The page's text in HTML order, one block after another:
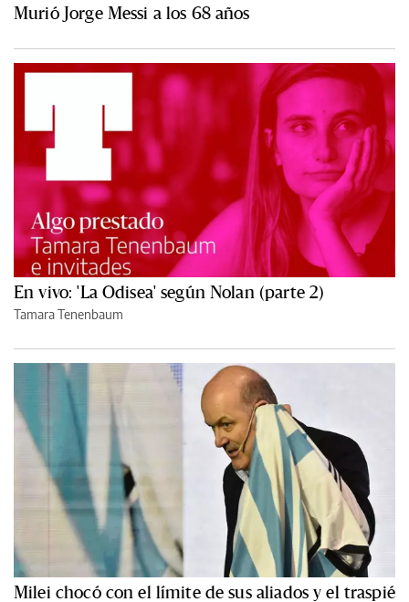
Murió Jorge Messi a los 68 años
En vivo: 'La Odisea' según Nolan (parte 2)
Tamara Tenenbaum
Milei chocó con el límite de sus aliados y el traspié